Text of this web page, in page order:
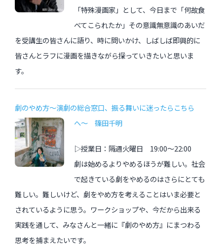
「特殊漫画家」として、今日まで「何故食
べてこられたか」その意識無意識のあいだ
を受講生の皆さんに語り、時に問いかけ、しばしば即興的に
皆さんとラフに漫画を描きながら探っていきたいと思いま
す。
劇のやめ方〜演劇の総合窓口、振る舞いに迷ったらこちら
へ〜 篠田千明
▷授業日：隔週火曜日 19:00〜22:00
劇は始めるよりやめるほうが難しい。社会
で起きている劇をやめるのはさらにとても
難しい。難しいけど、劇をやめ方を考えることはいま必要と
されているように思う。ワークショップや、今だから出来る
実践を通して、みなさんと一緒に『劇のやめ方』にまつわる
思考を捕まえたいです。